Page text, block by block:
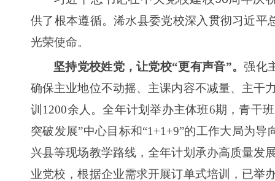
供了根本遵循。浠水县委党校深入贯彻习近
光荣使命。
坚持党校姓党，让党校“更有声音”。强化
确保主业地位不动摇、主课内容不减量、主干
训1200余人。全年计划举办主体班6期，青干
突破发展”中心目标和“1+1+9”的工作大局为
兴县等现场教学路线，全年计划承办高质量发
业党校，根据企业需求开展订单式培训，已举